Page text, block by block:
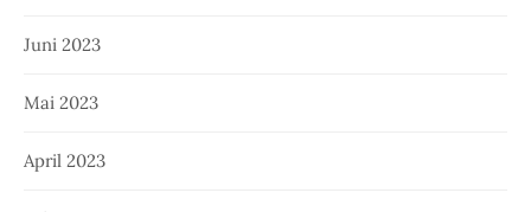
Juni 2023
Mai 2023
April 2023